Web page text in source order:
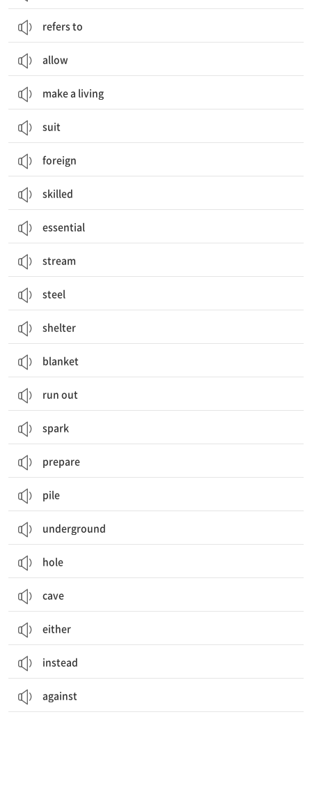
refers to
allow
make a living
suit
foreign
skilled
essential
stream
steel
shelter
blanket
run out
spark
prepare
pile
underground
hole
cave
either
instead
against